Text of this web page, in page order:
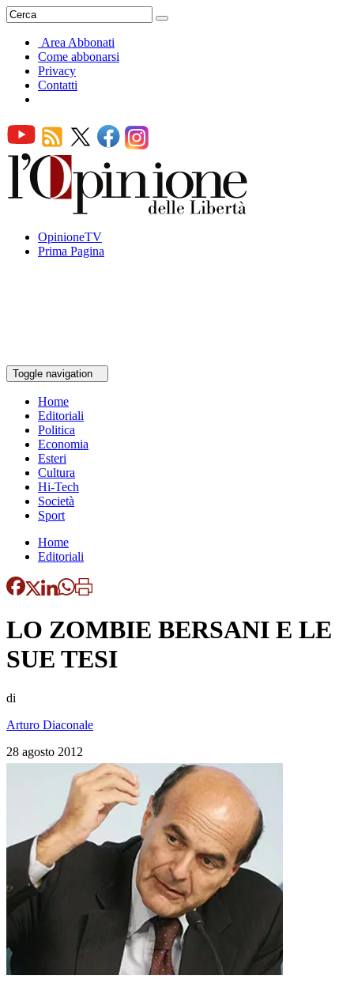
Area Abbonati
Come abbonarsi
Privacy
Contatti
OpinioneTV
Prima Pagina
Toggle navigation
Home
Editoriali
Politica
Economia
Esteri
Cultura
Hi-Tech
Società
Sport
Home
Editoriali
LO ZOMBIE BERSANI E LE
SUE TESI
di
Arturo Diaconale
28 agosto 2012